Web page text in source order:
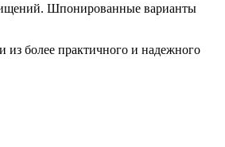
Шпонированные варианты
более практичного и надежного